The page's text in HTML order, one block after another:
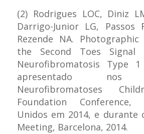
(2) Rodrigues LOC, Diniz
Darrigo-Junior LG, Passos
Rezende NA.
the Second Toes Signal
Neurofibromatosis Type
apresentado nos
Neurofibromatoses
Foundation
Unidos em 2014, e durante
Meeting, Barcelona, 2014.